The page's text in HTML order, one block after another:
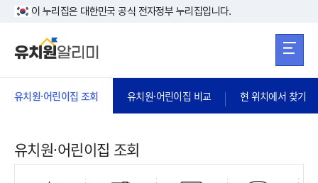
본문 바로가기
이 누리집은 대한민국 공식 전자정부 누리집입니다.
유치원·어린이집 조회 유치원·어린이집 비교 현 위치에서 찾기
유치원·어린이집 조회